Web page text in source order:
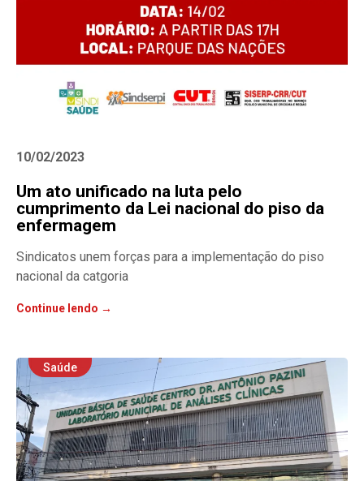
10/02/2023
Um ato unificado na luta pelo
cumprimento da Lei nacional do piso da
enfermagem
Sindicatos unem forças para a implementação do piso
nacional da catgoria
Continue lendo →
Saúde